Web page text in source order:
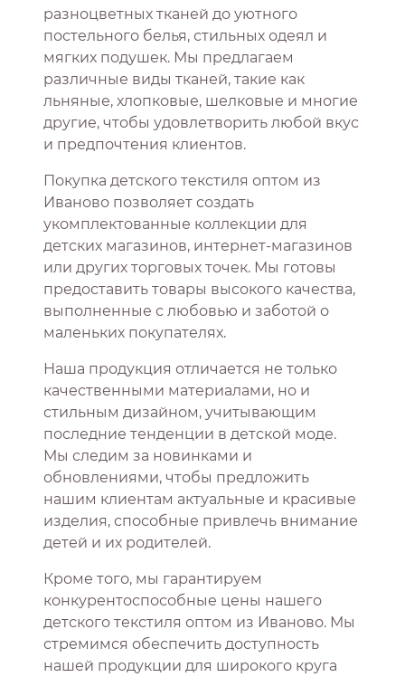
разноцветных тканей до уютного
постельного белья, стильных одеял и
мягких подушек. Мы предлагаем
различные виды тканей, такие как
льняные, хлопковые, шелковые и многие
другие, чтобы удовлетворить любой вкус
и предпочтения клиентов.
Покупка детского текстиля оптом из
Иваново позволяет создать
укомплектованные коллекции для
детских магазинов, интернет-магазинов
или других торговых точек. Мы готовы
предоставить товары высокого качества,
выполненные с любовью и заботой о
маленьких покупателях.
Наша продукция отличается не только
качественными материалами, но и
стильным дизайном, учитывающим
последние тенденции в детской моде.
Мы следим за новинками и
обновлениями, чтобы предложить
нашим клиентам актуальные и красивые
изделия, способные привлечь внимание
детей и их родителей.
Кроме того, мы гарантируем
конкурентоспособные цены нашего
детского текстиля оптом из Иваново. Мы
стремимся обеспечить доступность
нашей продукции для широкого круга